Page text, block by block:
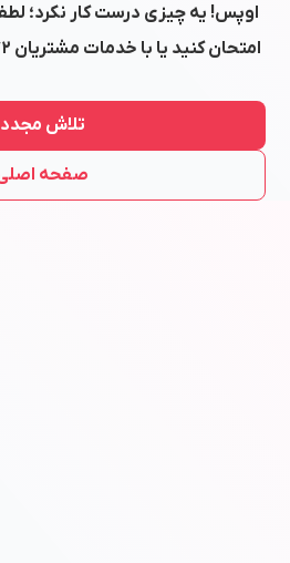
اوپس! یه چیزی درست کار نکرد؛
امتحان کنید یا با خدمات مشتریان
تلاش مجدد
صفحه